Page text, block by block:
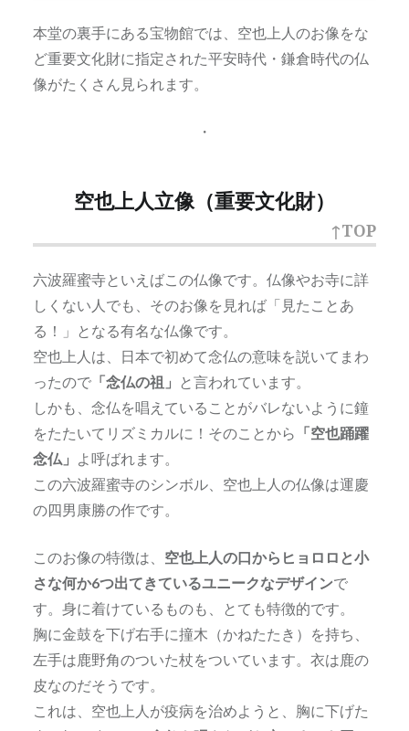
本堂の裏手にある宝物館では、空也上人のお像をな
ど重要文化財に指定された平安時代・鎌倉時代の仏
像がたくさん見られます。
・
空也上人立像（重要文化財）
↑TOP
六波羅蜜寺といえばこの仏像です。仏像やお寺に詳
しくない人でも、そのお像を見れば「見たことあ
る！」となる有名な仏像です。
空也上人は、日本で初めて念仏の意味を説いてまわ
ったので「念仏の祖」
と言われています。
しかも、念仏を唱えていることがバレないように鐘
をたたいてリズミカルに！そのことから 「空也踊躍
念仏」 よ呼ばれます。
この六波羅蜜寺のシンボル、空也上人の仏像は運慶
の四男康勝の作です。
このお像の特徴は、 空也上人の口からヒョロロと小
さな何か6つ出てきているユニークなデザインで
す。身に着けているものも、とても特徴的です。
胸に金鼓を下げ右手に撞木（かねたたき）を持ち、
左手は鹿野角のついた杖をついています。衣は鹿の
皮なのだそうです。
これは、空也上人が疫病を治めようと、胸に下げた